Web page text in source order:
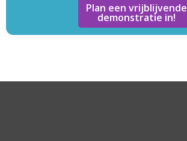
Plan een vrijblijvende
demonstratie in!